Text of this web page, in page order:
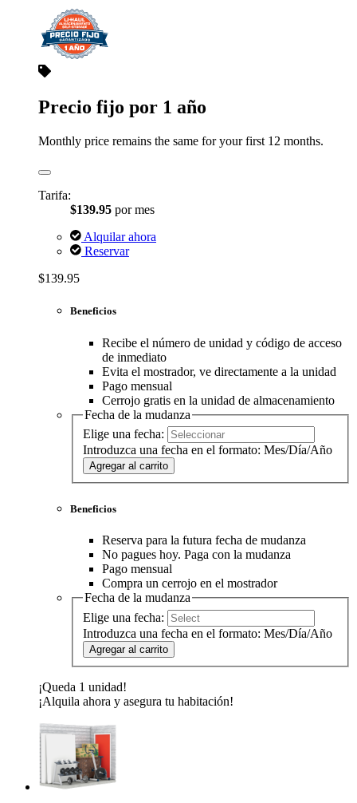
Precio fijo por 1 año
Monthly price remains the same for your first 12 months.
Tarifa:
$139.95 por mes
Alquilar ahora
Reservar
$139.95
Beneficios
Recibe el número de unidad y código de acceso
de inmediato
Evita el mostrador, ve directamente a la unidad
Pago mensual
Cerrojo gratis en la unidad de almacenamiento
Fecha de la mudanza
Elige una fecha:
Introduzca una fecha en el formato: Mes/Día/Año
Agregar al carrito
Beneficios
Reserva para la futura fecha de mudanza
No pagues hoy. Paga con la mudanza
Pago mensual
Compra un cerrojo en el mostrador
Fecha de la mudanza
Elige una fecha:
Introduzca una fecha en el formato: Mes/Día/Año
Agregar al carrito
¡Queda 1 unidad!
¡Alquila ahora y asegura tu habitación!